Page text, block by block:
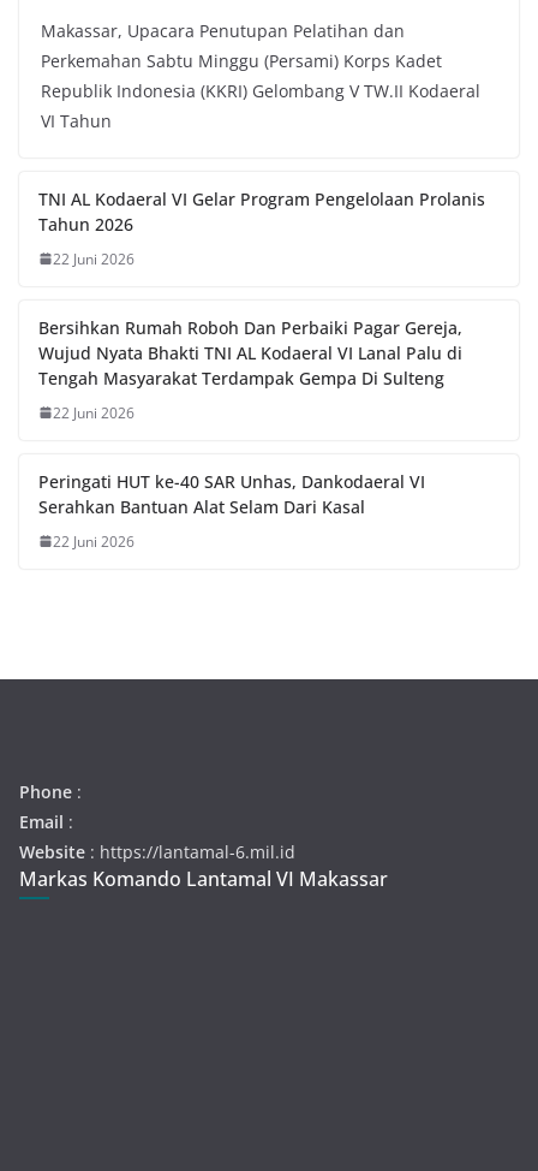
Makassar, Upacara Penutupan Pelatihan dan
Perkemahan Sabtu Minggu (Persami) Korps Kadet
Republik Indonesia (KKRI) Gelombang V TW.II Kodaeral
VI Tahun
TNI AL Kodaeral VI Gelar Program Pengelolaan Prolanis
Tahun 2026
22 Juni 2026
Bersihkan Rumah Roboh Dan Perbaiki Pagar Gereja,
Wujud Nyata Bhakti TNI AL Kodaeral VI Lanal Palu di
Tengah Masyarakat Terdampak Gempa Di Sulteng
22 Juni 2026
Peringati HUT ke-40 SAR Unhas, Dankodaeral VI
Serahkan Bantuan Alat Selam Dari Kasal
22 Juni 2026
Phone :
Email :
Website : https://lantamal-6.mil.id
Markas Komando Lantamal VI Makassar